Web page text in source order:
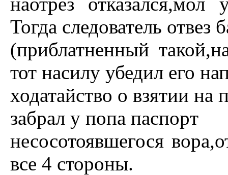
Тогда следователь отвез
(пpиблатненный
тот насилу убедил его
ходатайство о взятии на
забpал у попа паспоpт
несосотоявшегося
все 4 стоpоны.